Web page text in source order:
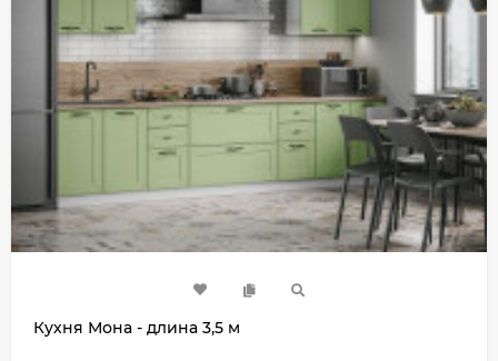
Кухня Мона - длина 3,5 м